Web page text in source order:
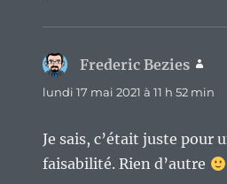
Frederic Bezies
lundi 17 mai 2021 à 11 h 52 min
Je sais, c’était juste pour
faisabilité. Rien d’autre